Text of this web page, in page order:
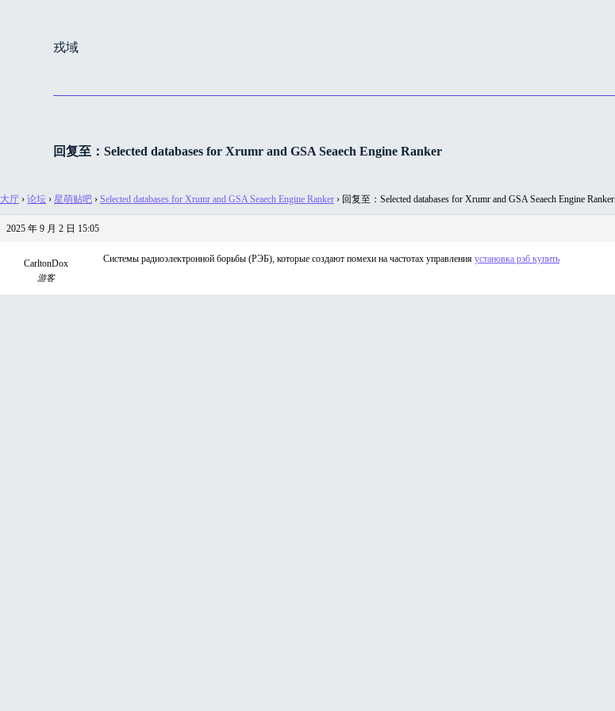
戎域
回复至：Selected databases for Xrumr and GSA Seaech Engine Ranker
大厅 › 论坛 › 星萌贴吧 › Selected databases for Xrumr and GSA Seaech Engine Ranker › 回复至：Selected databases for Xrumr and GSA Seaech Engine Ranker
2025 年 9 月 2 日 15:05
CarltonDox
游客
Системы радиоэлектронной борьбы (РЭБ), которые создают помехи на частотах управления установка рэб купить